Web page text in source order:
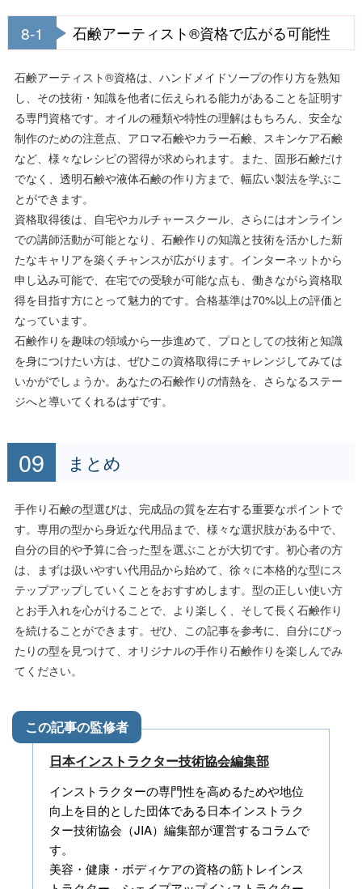
8-1 石鹸アーティスト®資格で広がる可能性
石鹸アーティスト®資格は、ハンドメイドソープの作り方を熟知
し、その技術・知識を他者に伝えられる能力があることを証明す
る専門資格です。オイルの種類や特性の理解はもちろん、安全な
制作のための注意点、アロマ石鹸やカラー石鹸、スキンケア石鹸
など、様々なレシピの習得が求められます。また、固形石鹸だけ
でなく、透明石鹸や液体石鹸の作り方まで、幅広い製法を学ぶこ
とができます。
資格取得後は、自宅やカルチャースクール、さらにはオンライン
での講師活動が可能となり、石鹸作りの知識と技術を活かした新
たなキャリアを築くチャンスが広がります。インターネットから
申し込み可能で、在宅での受験が可能な点も、働きながら資格取
得を目指す方にとって魅力的です。合格基準は70%以上の評価と
なっています。
石鹸作りを趣味の領域から一歩進めて、プロとしての技術と知識
を身につけたい方は、ぜひこの資格取得にチャレンジしてみては
いかがでしょうか。あなたの石鹸作りの情熱を、さらなるステー
ジへと導いてくれるはずです。
まとめ
手作り石鹸の型選びは、完成品の質を左右する重要なポイントで
す。専用の型から身近な代用品まで、様々な選択肢がある中で、
自分の目的や予算に合った型を選ぶことが大切です。初心者の方
は、まずは扱いやすい代用品から始めて、徐々に本格的な型にス
テップアップしていくことをおすすめします。型の正しい使い方
とお手入れを心がけることで、より楽しく、そして長く石鹸作り
を続けることができます。ぜひ、この記事を参考に、自分にぴっ
たりの型を見つけて、オリジナルの手作り石鹸作りを楽しんでみ
てください。
日本インストラクター技術協会編集部
インストラクターの専門性を高めるためや地位
向上を目的とした団体である日本インストラク
ター技術協会（JIA）編集部が運営するコラムで
す。
美容・健康・ボディケアの資格の筋トレインス